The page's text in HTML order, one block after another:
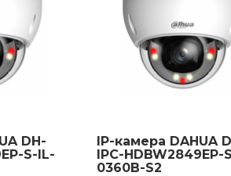
DH-
S-IL-
IP-камера DAHUA
IPC-HDBW2849EP-
0360B-S2